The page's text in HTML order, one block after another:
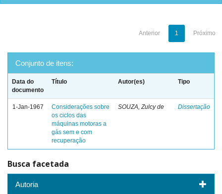
Anterior 1 Próximo
Conjunto de itens:
Data do
documento
Título Autor(es) Tipo
1-Jan-1967
Considerações sobre
os ciclos das
máquinas motoras a
gás sem e com
recuperação
SOUZA, Zulcy de Dissertação
Busca facetada
Autoria